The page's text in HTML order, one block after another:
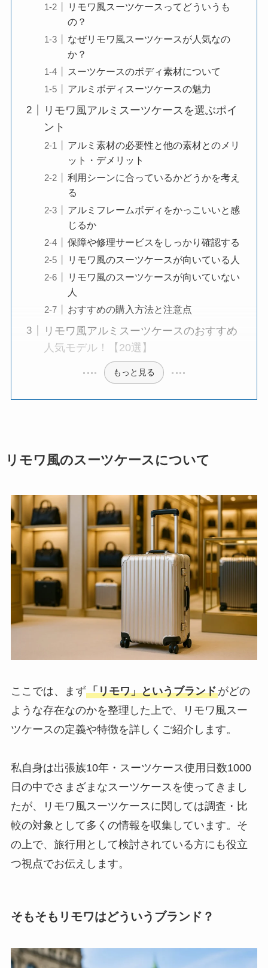
リモワ風スーツケースってどういうも
の？
なぜリモワ風スーツケースが人気なの
か？
スーツケースのボディ素材について
アルミボディスーツケースの魅力
リモワ風アルミスーツケースを選ぶポイ
ント
アルミ素材の必要性と他の素材とのメリ
ット・デメリット
利用シーンに合っているかどうかを考え
る
アルミフレームボディをかっこいいと感
じるか
保障や修理サービスをしっかり確認する
リモワ風のスーツケースが向いている人
リモワ風のスーツケースが向いていない
人
おすすめの購入方法と注意点
リモワ風アルミスーツケースのおすすめ
人気モデル！【20選】
もっと見る
リモワ風のスーツケースについて
ここでは、まず「リモワ」というブランドがどの
ような存在なのかを整理した上で、リモワ風スー
ツケースの定義や特徴を詳しくご紹介します。
私自身は出張族10年・スーツケース使用日数1000
日の中でさまざまなスーツケースを使ってきまし
たが、リモワ風スーツケースに関しては調査・比
較の対象として多くの情報を収集しています。そ
の上で、旅行用として検討されている方にも役立
つ視点でお伝えします。
そもそもリモワはどういうブランド？